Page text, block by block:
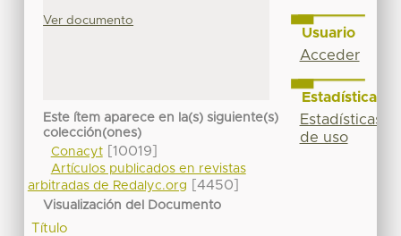
Ver documento
Este ítem aparece en la(s) siguiente(s)
colección(ones)
Conacyt[10019]
Artículos publicados en revistas
arbitradas de Redalyc.org
[4450]
Visualización del Documento
Título
Usuario
Acceder
Estadísticas
Estadísticas
de uso